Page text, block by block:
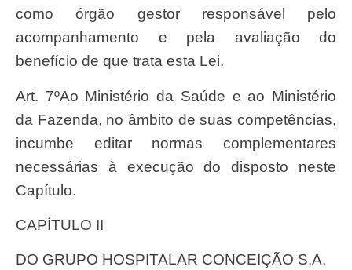
como órgão gestor responsável pelo
acompanhamento e pela avaliação do
benefício de que trata esta Lei.
Art. 7ºAo Ministério da Saúde e ao Ministério
da Fazenda, no âmbito de suas competências,
incumbe editar normas complementares
necessárias à execução do disposto neste
Capítulo.
CAPÍTULO II
DO GRUPO HOSPITALAR CONCEIÇÃO S.A.